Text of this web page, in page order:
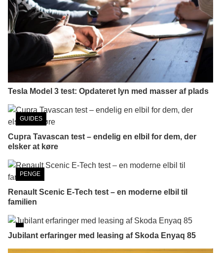
Tesla Model 3 test: Opdateret lyn med masser af plads
GUIDES
Cupra Tavascan test – endelig en elbil for dem, der
elsker at køre
PENGE
Renault Scenic E-Tech test – en moderne elbil til
familien
Jubilant erfaringer med leasing af Skoda Enyaq 85